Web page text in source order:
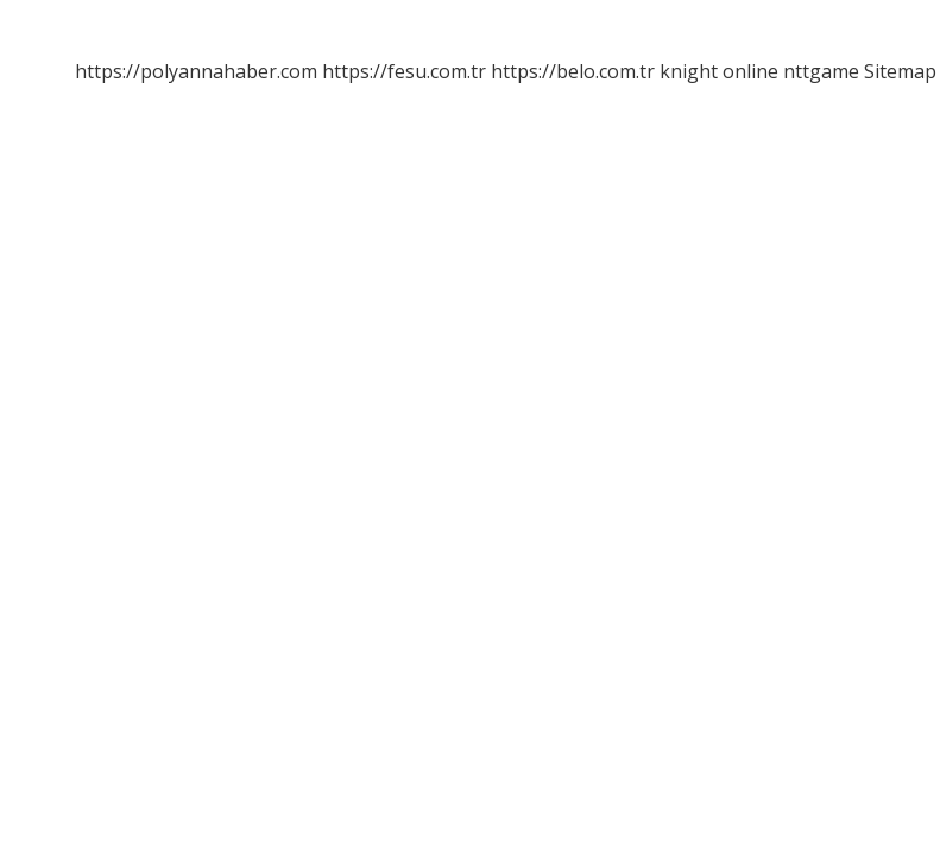
https://polyannahaber.com https://fesu.com.tr https://belo.com.tr knight online nttgame Sitemap